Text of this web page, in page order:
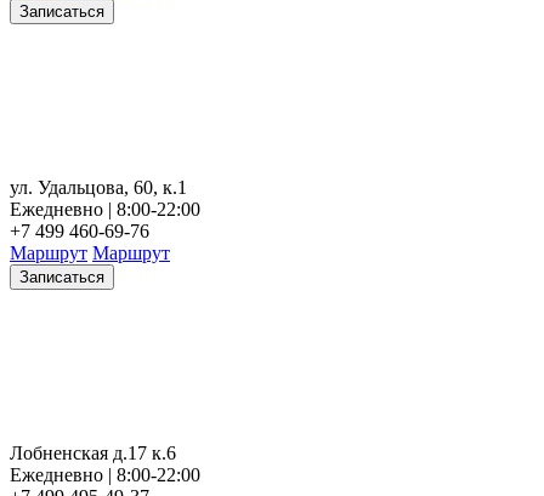
Записаться
ул. Удальцова, 60, к.1
Ежедневно | 8:00-22:00
+7 499 460-69-76
Маршрут Маршрут
Записаться
Лобненская д.17 к.6
Ежедневно | 8:00-22:00